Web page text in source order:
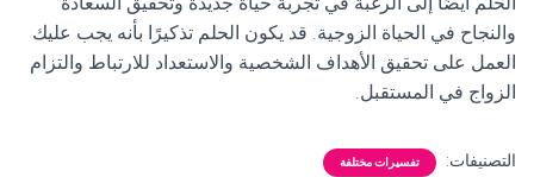
والنجاح في الحياة الزوجية. قد يكون الحلم تذكيرًا بأنه يجب عليك
العمل على تحقيق الأهداف الشخصية والاستعداد للارتباط والتزام
الزواج في المستقبل.
التصنيفات: تفسيرات مختلفة